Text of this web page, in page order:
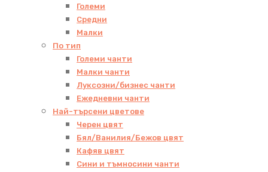
Големи
Средни
Малки
По тип
Големи чанти
Малки чанти
Луксозни/бизнес чанти
Ежедневни чанти
Най-търсени цветове
Черен цвят
Бял/Ванилия/Бежов цвят
Кафяв цвят
Сини и тъмносини чанти